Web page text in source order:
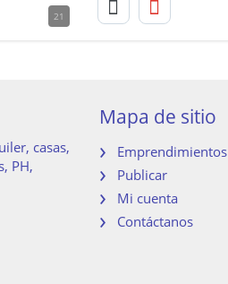
21
casas,
PH,
Mapa de sitio
Emprendimientos
Publicar
Mi cuenta
Contáctanos